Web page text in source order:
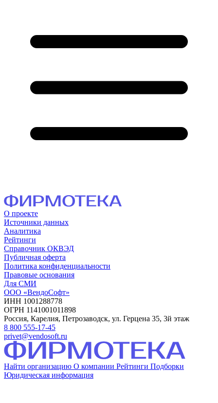
О проекте
Источники данных
Аналитика
Рейтинги
Справочник ОКВЭД
Публичная оферта
Политика конфиденциальности
Правовые основания
Для СМИ
ООО «ВендоСофт»
ИНН 1001288778
ОГРН 1141001011898
Россия, Карелия, Петрозаводск, ул. Герцена 35, 3й этаж
8 800 555-17-45
privet@vendosoft.ru
Найти организацию О компании Рейтинги Подборки
Юридическая информация